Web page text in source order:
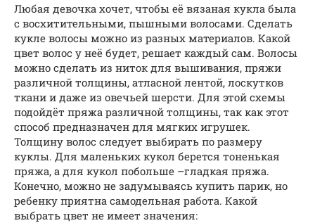
Любая девочка хочет, чтобы её вязаная кукла была
с восхитительными, пышными волосами. Сделать
кукле волосы можно из разных материалов. Какой
цвет волос у неё будет, решает каждый сам. Волосы
можно сделать из ниток для вышивания, пряжи
различной толщины, атласной лентой, лоскутков
ткани и даже из овечьей шерсти. Для этой схемы
подойдёт пряжа различной толщины, так как этот
способ предназначен для мягких игрушек.
Толщину волос следует выбирать по размеру
куклы. Для маленьких кукол берется тоненькая
пряжа, а для кукол побольше –гладкая пряжа.
Конечно, можно не задумываясь купить парик, но
ребенку приятна самодельная работа. Какой
выбрать цвет не имеет значения: